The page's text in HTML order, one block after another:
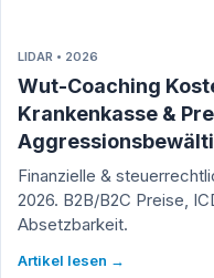
LIDAR • 2026
Wut-Coaching
Krankenkasse &
Finanzielle &
2026. B2B/B2C Preise,
Absetzbarkeit.
Artikel lesen →